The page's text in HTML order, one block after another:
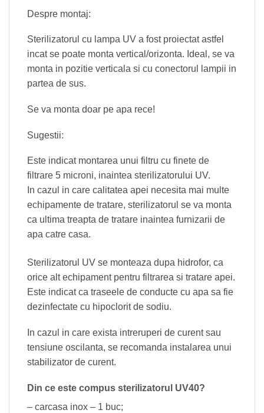
Despre montaj:
Sterilizatorul cu lampa UV a fost proiectat astfel
incat se poate monta vertical/orizonta. Ideal, se va
monta in pozitie verticala si cu conectorul lampii in
partea de sus.
Se va monta doar pe apa rece!
Sugestii:
Este indicat montarea unui filtru cu finete de
filtrare 5 microni, inaintea sterilizatorului UV.
In cazul in care calitatea apei necesita mai multe
echipamente de tratare, sterilizatorul se va monta
ca ultima treapta de tratare inaintea furnizarii de
apa catre casa.
Sterilizatorul UV se monteaza dupa hidrofor, ca
orice alt echipament pentru filtrarea si tratare apei.
Este indicat ca traseele de conducte cu apa sa fie
dezinfectate cu hipoclorit de sodiu.
In cazul in care exista intreruperi de curent sau
tensiune oscilanta, se recomanda instalarea unui
stabilizator de curent.
Din ce este compus sterilizatorul UV40?
– carcasa inox – 1 buc;